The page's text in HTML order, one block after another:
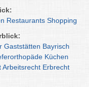
Restaurants Shopping
Gaststätten Bayrisch
Küchen
Arbeitsrecht Erbrecht